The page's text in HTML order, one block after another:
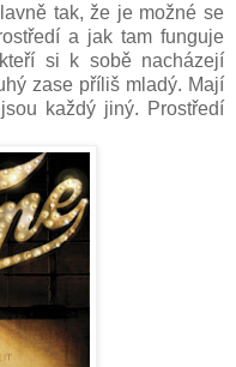
tak, že je možné se
a jak tam funguje
si k sobě nacházejí
zase příliš mladý. Mají
každý jiný. Prostředí